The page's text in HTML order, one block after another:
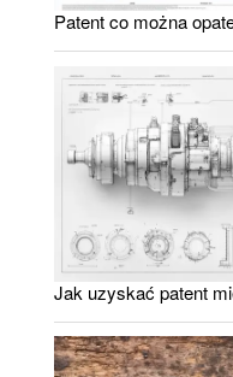
Patent co można
Jak uzyskać patent